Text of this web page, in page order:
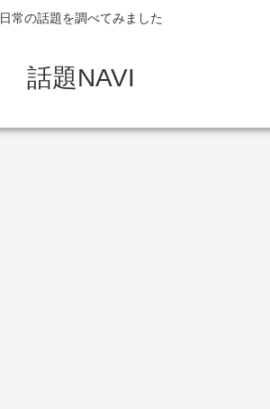
日常の話題を調べてみました
話題NAVI